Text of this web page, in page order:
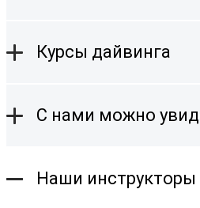
Курсы дайвинга
С нами можно
Наши